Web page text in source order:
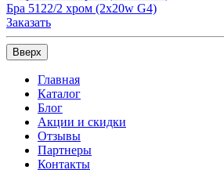
Бра 5122/2 хром (2x20w G4)
Заказать
Вверх
Главная
Каталог
Блог
Акции и скидки
Отзывы
Партнеры
Контакты